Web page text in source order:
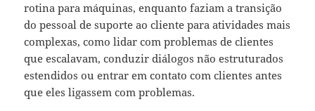
rotina para máquinas, enquanto faziam a transição
do pessoal de suporte ao cliente para atividades mais
complexas, como lidar com problemas de clientes
que escalavam, conduzir diálogos não estruturados
estendidos ou entrar em contato com clientes antes
que eles ligassem com problemas.